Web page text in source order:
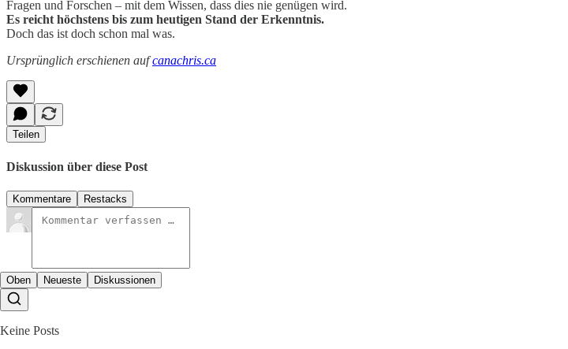
Fragen und Forschen – mit dem Wissen, dass dies nie genügen wird.
Es reicht höchstens bis zum heutigen Stand der Erkenntnis.
Doch das ist doch schon mal was.
Ursprünglich erschienen aufcanachris.ca
Teilen
Diskussion über diese Post
Kommentare Restacks
Oben Neueste Diskussionen
Keine Posts